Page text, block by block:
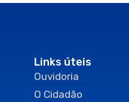
Links úteis
Ouvidoria
O Cidadão